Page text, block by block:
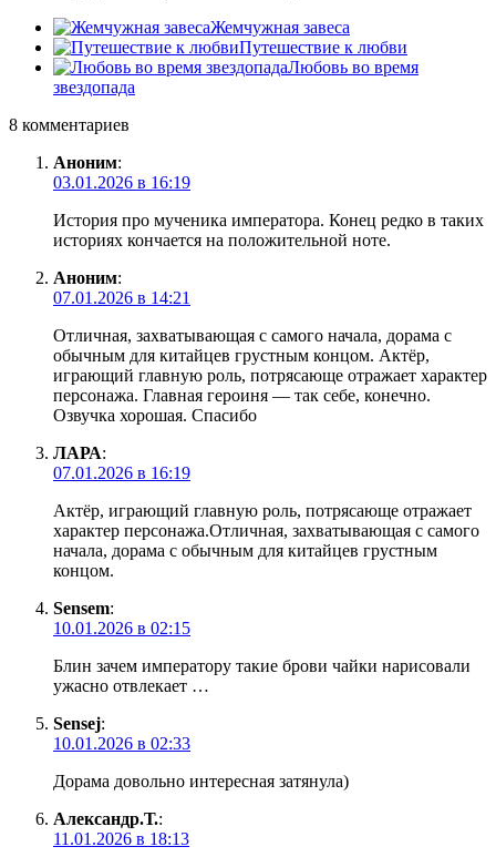
Жемчужная завеса
Путешествие к любви
Любовь во время
звездопада
8 комментариев
Аноним:
03.01.2026 в 16:19
История про мученика императора. Конец редко в таких
историях кончается на положительной ноте.
Аноним:
07.01.2026 в 14:21
Отличная, захватывающая с самого начала, дорама с
обычным для китайцев грустным концом. Актёр,
играющий главную роль, потрясающе отражает характер
персонажа. Главная героиня — так себе, конечно.
Озвучка хорошая. Спасибо
ЛАРА:
07.01.2026 в 16:19
Актёр, играющий главную роль, потрясающе отражает
характер персонажа.Отличная, захватывающая с самого
начала, дорама с обычным для китайцев грустным
концом.
Sensem:
10.01.2026 в 02:15
Блин зачем императору такие брови чайки нарисовали
ужасно отвлекает …
Sensej:
10.01.2026 в 02:33
Дорама довольно интересная затянула)
Александр.Т.:
11.01.2026 в 18:13